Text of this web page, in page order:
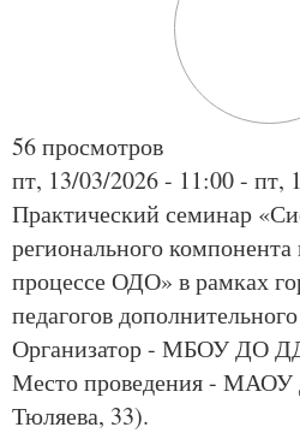
56 просмотров
пт, 13/03/2026 - 11:00- пт,
Практический семинар
регионального компонента
процессе ОДО» в рамках
педагогов
Организатор - МБОУ ДО
Место проведения -
Тюляева, 33).